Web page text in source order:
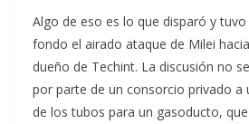
Algo de eso es lo que disparó y
fondo el airado ataque de Milei hacia
dueño de Techint. La discusión no
por parte de un consorcio privado a
de los tubos para un gasoducto,